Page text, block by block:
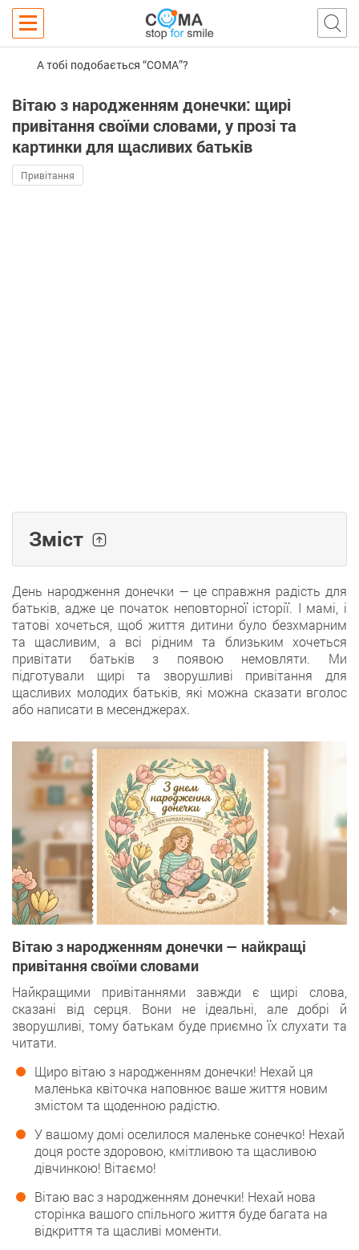
А тобі подобається “COMA”?
Вітаю з народженням донечки: щирі
привітання своїми словами, у прозі та
картинки для щасливих батьків
Привітання
Зміст
День народження донечки — це справжня радість для
батьків, адже це початок неповторної історії. І мамі, і
татові хочеться, щоб життя дитини було безхмарним
та щасливим, а всі рідним та близьким хочеться
привітати батьків з появою немовляти. Ми
підготували щирі та зворушливі привітання для
щасливих молодих батьків, які можна сказати вголос
або написати в месенджерах.
Вітаю з народженням донечки — найкращі
привітання своїми словами
Найкращими привітаннями завжди є щирі слова,
сказані від серця. Вони не ідеальні, але добрі й
зворушливі, тому батькам буде приємно їх слухати та
читати.
Щиро вітаю з народженням донечки! Нехай ця
маленька квіточка наповнює ваше життя новим
змістом та щоденною радістю.
У вашому домі оселилося маленьке сонечко! Нехай
доця росте здоровою, кмітливою та щасливою
дівчинкою! Вітаємо!
Вітаю вас з народженням донечки! Нехай нова
сторінка вашого спільного життя буде багата на
відкриття та щасливі моменти.